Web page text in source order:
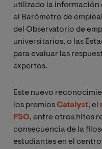
utilizado la información
el Barómetro de
del Observatorio de
universitarios, o las
para evaluar las
expertos.
Este nuevo
los premiosCatalyst, el
FSO, entre otros hitos
consecuencia de la
estudiantes en el